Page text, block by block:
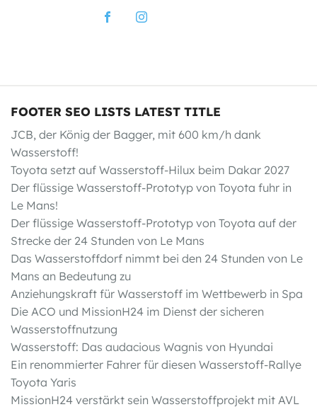
FOOTER SEO LISTS LATEST TITLE
JCB, der König der Bagger, mit 600 km/h dank
Wasserstoff!
Toyota setzt auf Wasserstoff-Hilux beim Dakar 2027
Der flüssige Wasserstoff-Prototyp von Toyota fuhr in
Le Mans!
Der flüssige Wasserstoff-Prototyp von Toyota auf der
Strecke der 24 Stunden von Le Mans
Das Wasserstoffdorf nimmt bei den 24 Stunden von Le
Mans an Bedeutung zu
Anziehungskraft für Wasserstoff im Wettbewerb in Spa
Die ACO und MissionH24 im Dienst der sicheren
Wasserstoffnutzung
Wasserstoff: Das audacious Wagnis von Hyundai
Ein renommierter Fahrer für diesen Wasserstoff-Rallye
Toyota Yaris
MissionH24 verstärkt sein Wasserstoffprojekt mit AVL